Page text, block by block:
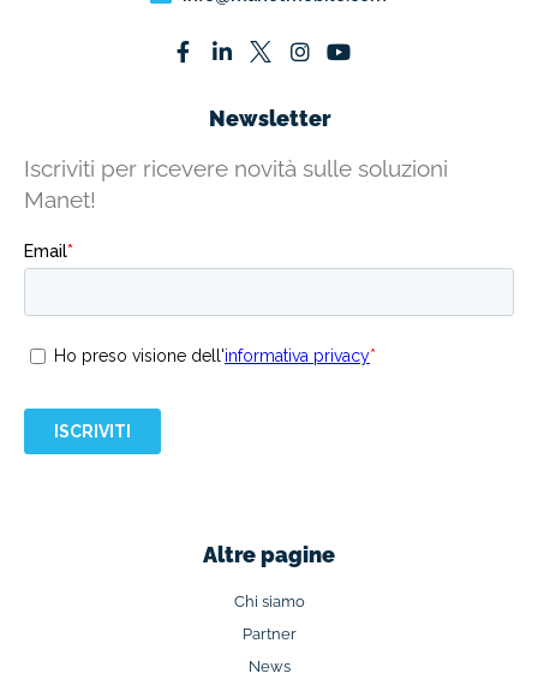
Newsletter
Iscriviti per ricevere novità sulle soluzioni
Manet!
Altre pagine
Chi siamo
Partner
News